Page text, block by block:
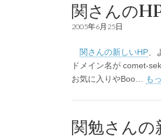
関さんの
2005年6月25日
関さんの新しいHP、
ドメイン名が comet-
お気に入りやBoo… も
関勉さんの